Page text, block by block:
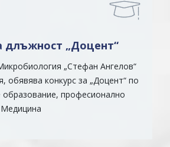
длъжност „Доцент“
„Стефан Ангелов“
конкурс за „Доцент“ по
професионално